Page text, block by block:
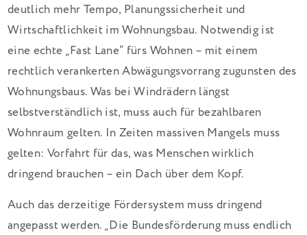
deutlich mehr Tempo, Planungssicherheit und
Wirtschaftlichkeit im Wohnungsbau. Notwendig ist
eine echte „Fast Lane“ fürs Wohnen – mit einem
rechtlich verankerten Abwägungsvorrang zugunsten des
Wohnungsbaus. Was bei Windrädern längst
selbstverständlich ist, muss auch für bezahlbaren
Wohnraum gelten. In Zeiten massiven Mangels muss
gelten: Vorfahrt für das, was Menschen wirklich
dringend brauchen – ein Dach über dem Kopf.
Auch das derzeitige Fördersystem muss dringend
angepasst werden. „Die Bundesförderung muss endlich